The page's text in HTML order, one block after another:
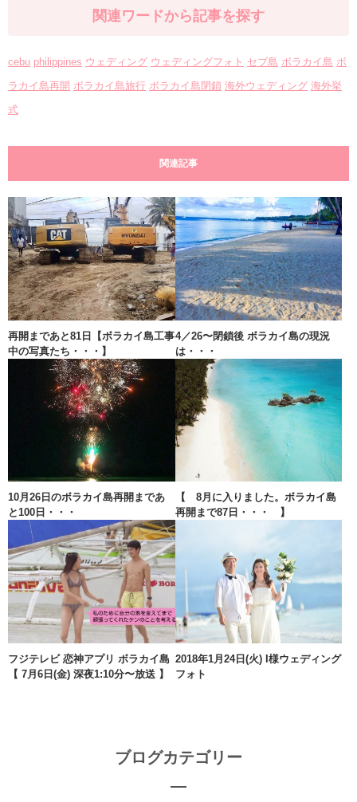
関連ワードから記事を探す
cebu philippines ウェディング ウェディングフォト セブ島 ボラカイ島 ボ
ラカイ島再開 ボラカイ島旅行 ボラカイ島閉鎖 海外ウェディング 海外挙
式
関連記事
再開まであと81日【ボラカイ島工事
中の写真たち・・・】
4／26〜閉鎖後 ボラカイ島の現況
は・・・
10月26日のボラカイ島再開まであ
と100日・・・
【 8月に入りました。ボラカイ島
再開まで87日・・・ 】
フジテレビ 恋神アプリ ボラカイ島
【 7月6日(金) 深夜1:10分〜放送 】
2018年1月24日(火) I様ウェディング
フォト
ブログカテゴリー